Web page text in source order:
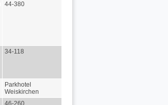
44-380
34-118
Parkhotel
Weiskirchen
46-260